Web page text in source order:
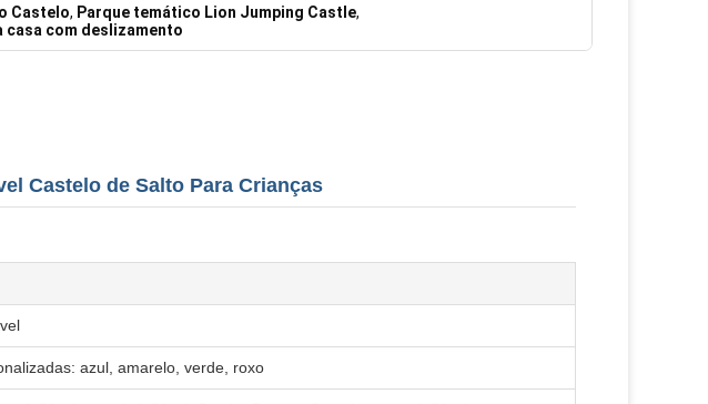
Castelo, Parque temático Lion Jumping Castle,
casa com deslizamento
Castelo de Salto Para Crianças
azul, amarelo, verde, roxo